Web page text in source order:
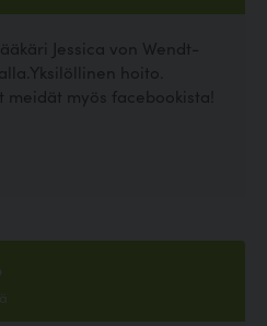
Jessica von Wendt-
hoito.
myös facebookista!